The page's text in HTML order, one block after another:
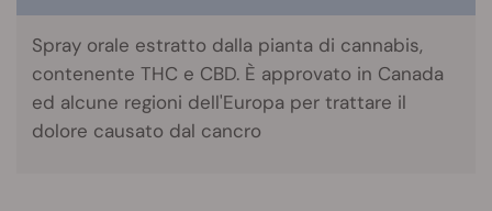
Spray orale estratto dalla pianta di cannabis,
contenente THC e CBD. È approvato in Canada
ed alcune regioni dell'Europa per trattare il
dolore causato dal cancro